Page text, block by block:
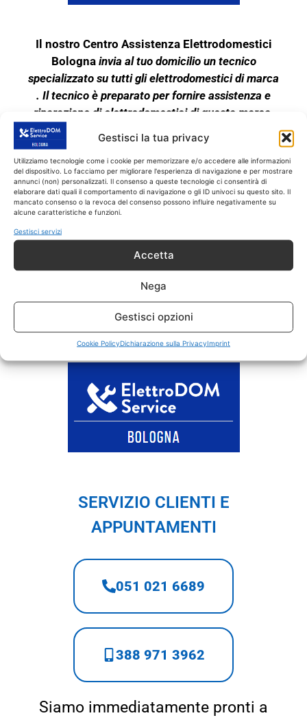
Gestisci la tua privacy
Utilizziamo tecnologie come i cookie per memorizzare e/o accedere alle informazioni
del dispositivo. Lo facciamo per migliorare l'esperienza di navigazione e per mostrare
annunci (non) personalizzati. Il consenso a queste tecnologie ci consentirà di
elaborare dati quali il comportamento di navigazione o gli ID univoci su questo sito. Il
mancato consenso o la revoca del consenso possono influire negativamente su
alcune caratteristiche e funzioni.
Gestisci servizi
Accetta
Nega
Gestisci opzioni
Cookie PolicyDichiarazione sulla PrivacyImprint
Il nostro Centro Assistenza Elettrodomestici
Bologna invia al tuo domicilio un tecnico
specializzato su tutti gli elettrodomestici di marca
. Il tecnico è preparato per fornire assistenza e
riparazione di elettrodomestici di questa marca.
Quindi se il tuo elettrodomestico è rotto, o
funziona male, chiamaci subito!!
Il tecnico interviene SOLO su tutti gli
elettrodomestici fuori garanzia. Il nostro Centro di
Riparazioni Elettrodomestici garantisce
l’assistenza tecnica completa sui grandi
elettrodomestici indipendenti e anche da incasso
di marca. Il servizio di Assistenza a Bologna
fornisce quindi assistenza tecnica su tutti gli
elettrodomestici di marca.
L’assistenza tecnica è pertanto su tutti gli
elettrodomestici:lavatrici, asciugatrici,
lavastoviglie, frigoriferi eforni elettrici
SERVIZIO CLIENTI E
APPUNTAMENTI
051 021 6689
388 971 3962
Siamo immediatamente pronti a